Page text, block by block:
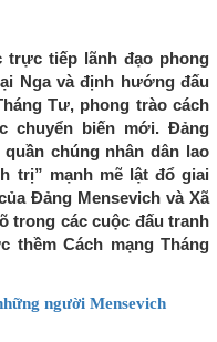
trực tiếp lãnh đạo phong
Nga và định hướng đấu
Tư, phong trào cách
chuyển biến mới. Đảng
chúng nhân dân lao
trị” mạnh mẽ lật đổ giai
Đảng Mensevich và Xã
trong các cuộc đấu tranh
thềm Cách mạng Tháng
người Mensevich